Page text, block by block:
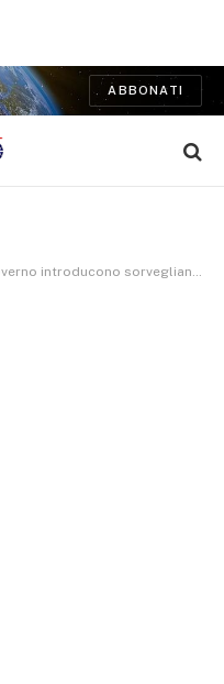
ABBONATI
di massa e disinvestimento su formazione e lavoro